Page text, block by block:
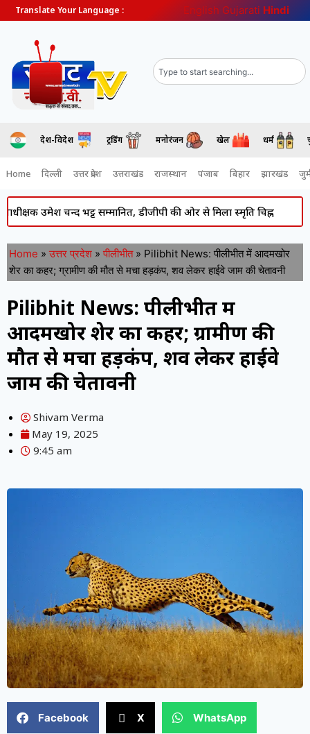
Translate Your Language : English Gujarati Hindi
देश-विदेश ट्रेंडिंग मनोरंजन खेल धर्म
Home दिल्ली उत्तर प्रदेश उत्तराखंड राजस्थान पंजाब बिहार झारखंड
चन्द भट्ट सम्मानित, डीजीपी की ओर से मिला स्मृति चिह्न Atiq
Home » उत्तर प्रदेश » पीलीभीत » Pilibhit News: पीलीभीत में आदमखोर
शेर का कहर; ग्रामीण की मौत से मचा हड़कंप, शव लेकर हाईवे जाम की चेतावनी
Pilibhit News: पीलीभीत में
आदमखोर शेर का कहर; ग्रामीण की
मौत से मचा हड़कंप, शव लेकर हाईवे
जाम की चेतावनी
Shivam Verma
May 19, 2025
9:45 am
Facebook X WhatsApp